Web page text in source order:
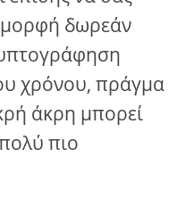
μορφή δωρεάν
χρόνου, πράγμα
άκρη μπορεί
πιο